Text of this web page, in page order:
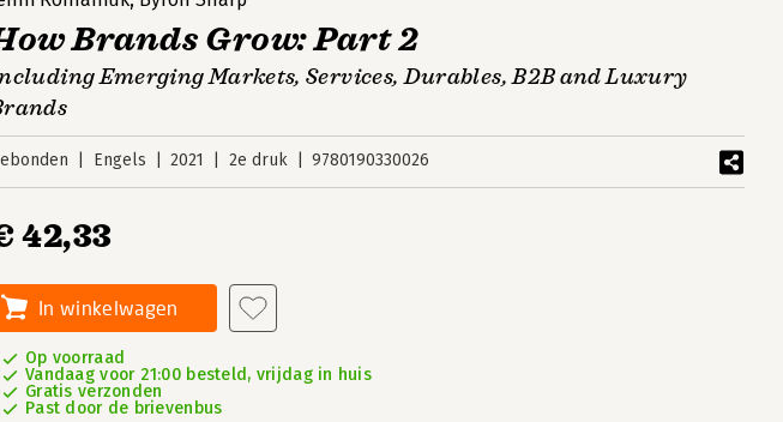
Brands Grow: Part 2
Emerging Markets, Services, Durables, B2B and Luxury
Engels 2021 2e druk 9780190330026
42,33
In winkelwagen
Op voorraad
Vandaag voor 21:00 besteld, vrijdag in huis
Gratis verzonden
Past door de brievenbus